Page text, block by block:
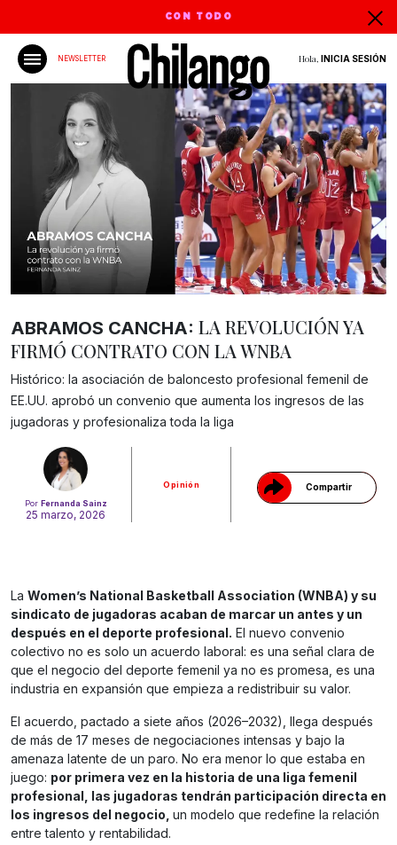
CON TODO
NEWSLETTER Hola, INICIA SESIÓN
Por Fernanda Sainz
25 marzo, 2026
Opinión Compartir
Gracias!
ABRAMOS CANCHA: LA REVOLUCIÓN YA
FIRMÓ CONTRATO CON LA WNBA
Histórico: la asociación de baloncesto profesional femenil de
EE.UU. aprobó un convenio que aumenta los ingresos de las
jugadoras y profesionaliza toda la liga
La Women’s National Basketball Association (WNBA) y su
sindicato de jugadoras acaban de marcar un antes y un
después en el deporte profesional. El nuevo convenio
colectivo no es solo un acuerdo laboral: es una señal clara de
que el negocio del deporte femenil ya no es promesa, es una
industria en expansión que empieza a redistribuir su valor.
El acuerdo, pactado a siete años (2026–2032), llega después
de más de 17 meses de negociaciones intensas y bajo la
amenaza latente de un paro. No era menor lo que estaba en
juego: por primera vez en la historia de una liga femenil
profesional, las jugadoras tendrán participación directa en
los ingresos del negocio, un modelo que redefine la relación
entre talento y rentabilidad.